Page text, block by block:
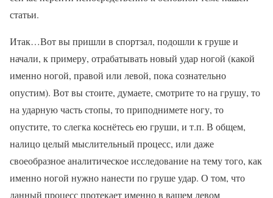
статьи.
Итак…Вот вы пришли в спортзал, подошли к груше и
начали, к примеру, отрабатывать новый удар ногой (какой
именно ногой, правой или левой, пока сознательно
опустим). Вот вы стоите, думаете, смотрите то на грушу, то
на ударную часть стопы, то приподнимете ногу, то
опустите, то слегка коснётесь ею груши, и т.п. В общем,
налицо целый мыслительный процесс, или даже
своеобразное аналитическое исследование на тему того, как
именно ногой нужно нанести по груше удар. О том, что
данный процесс протекает именно в вашем левом